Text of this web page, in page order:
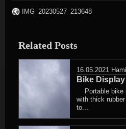
IMG_20230527_213648
Related Posts
16.05.2021
Bike
Portable bike
with thick
to...